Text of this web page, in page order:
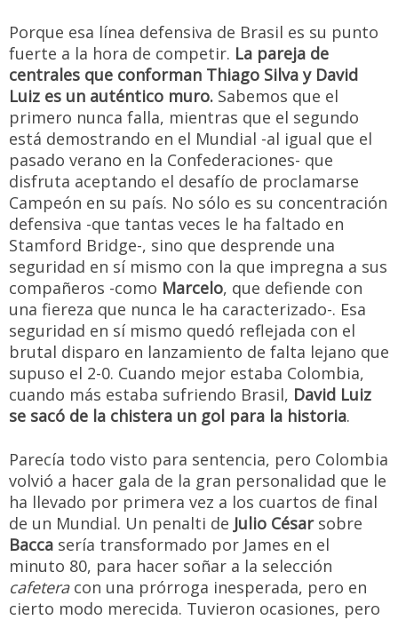
Porque esa línea defensiva de Brasil es su punto
fuerte a la hora de competir. La pareja de
centrales que conforman Thiago Silva y David
Luiz es un auténtico muro. Sabemos que el
primero nunca falla, mientras que el segundo
está demostrando en el Mundial -al igual que el
pasado verano en la Confederaciones- que
disfruta aceptando el desafío de proclamarse
Campeón en su país. No sólo es su concentración
defensiva -que tantas veces le ha faltado en
Stamford Bridge-, sino que desprende una
seguridad en sí mismo con la que impregna a sus
compañeros -como Marcelo, que defiende con
una fiereza que nunca le ha caracterizado-. Esa
seguridad en sí mismo quedó reflejada con el
brutal disparo en lanzamiento de falta lejano que
supuso el 2-0. Cuando mejor estaba Colombia,
cuando más estaba sufriendo Brasil, David Luiz
se sacó de la chistera un gol para la historia.
Parecía todo visto para sentencia, pero Colombia
volvió a hacer gala de la gran personalidad que le
ha llevado por primera vez a los cuartos de final
de un Mundial. Un penalti de Julio Césarsobre
Bacca sería transformado por James en el
minuto 80, para hacer soñar a la selección
cafetera con una prórroga inesperada, pero en
cierto modo merecida. Tuvieron ocasiones, pero